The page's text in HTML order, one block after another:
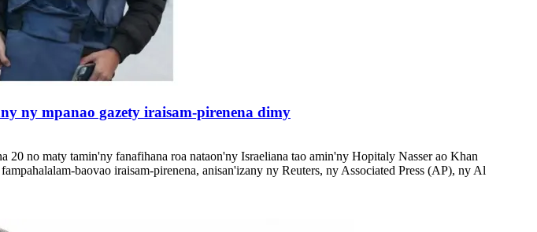
ny mpanao gazety iraisam-pirenena dimy
no maty tamin'ny fanafihana roa nataon'ny Israeliana tao amin'ny Hopitaly Nasser ao Khan
baovao iraisam-pirenena, anisan'izany ny Reuters, ny Associated Press (AP), ny Al